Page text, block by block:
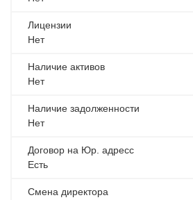
Лицензии
Нет
Наличие активов
Нет
Наличие задолженности
Нет
Договор на Юр. адресс
Есть
Смена директора